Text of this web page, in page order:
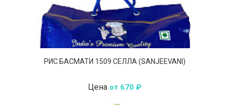
РИС БАСМАТИ 1509 СЕЛЛА (SANJEEVANI)
Цена от 670 ₽